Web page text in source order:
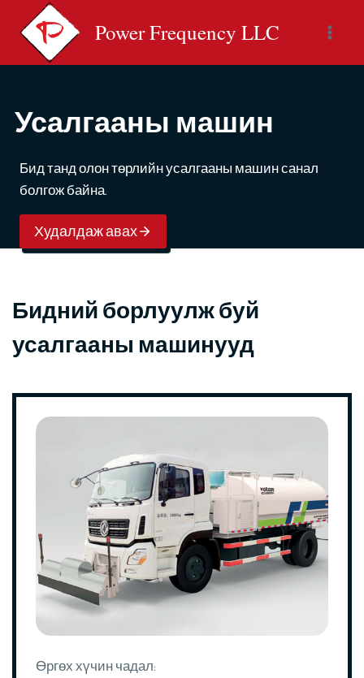
content
Power Frequency LLC
Усалгааны машин
Бид танд олон төрлийн усалгааны машин санал
болгож байна.
Худалдаж авах
Бидний борлуулж буй
усалгааны машинууд
Өргөх хүчин чадал: